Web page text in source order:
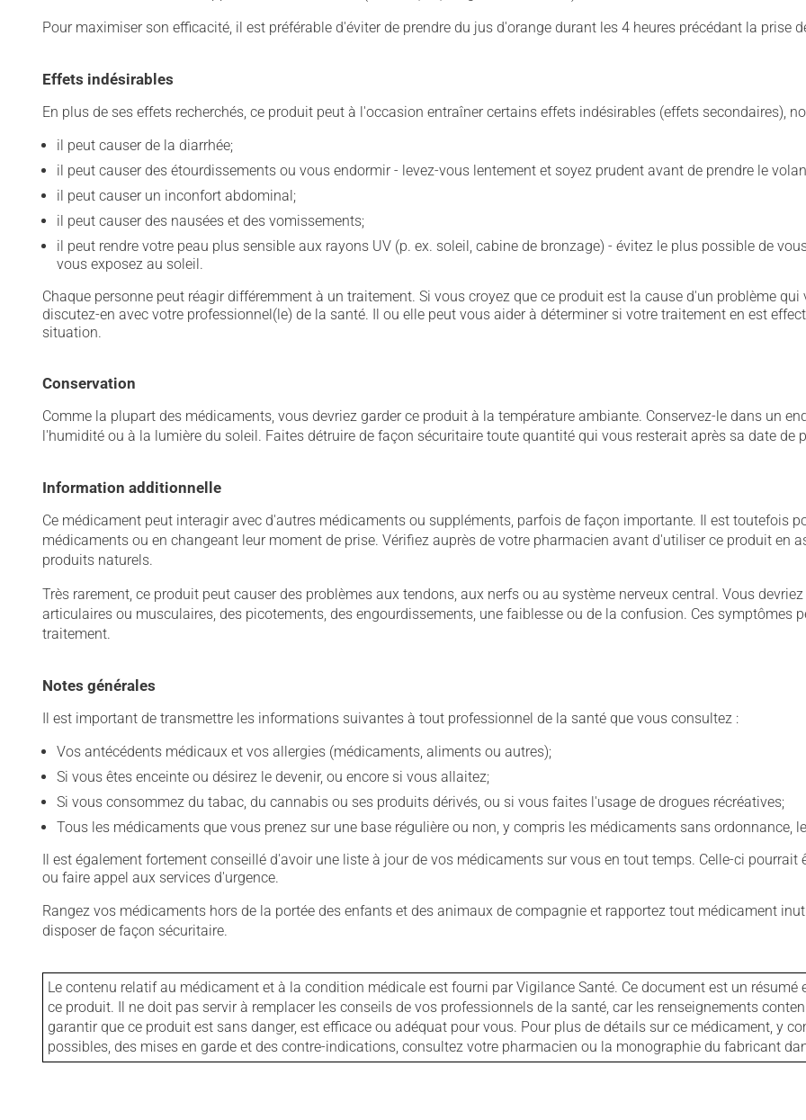
Pour maximiser son efficacité, il est préférable d'éviter de prendre du jus d'orange durant les 4 heures précédant la prise
Effets indésirables
En plus de ses effets recherchés, ce produit peut à l'occasion entraîner certains effets indésirables (effets secondaires),
il peut causer de la diarrhée;
il peut causer des étourdissements ou vous endormir - levez-vous lentement et soyez prudent avant de prendre le
il peut causer un inconfort abdominal;
il peut causer des nausées et des vomissements;
il peut rendre votre peau plus sensible aux rayons UV (p. ex. soleil, cabine de bronzage) - évitez le plus possible de
vous exposez au soleil.
Chaque personne peut réagir différemment à un traitement. Si vous croyez que ce produit est la cause d'un problème
discutez-en avec votre professionnel(le) de la santé. Il ou elle peut vous aider à déterminer si votre traitement en est
situation.
Conservation
Comme la plupart des médicaments, vous devriez garder ce produit à la température ambiante. Conservez-le dans un
l'humidité ou à la lumière du soleil. Faites détruire de façon sécuritaire toute quantité qui vous resterait après sa date de
Information additionnelle
Ce médicament peut interagir avec d'autres médicaments ou suppléments, parfois de façon importante. Il est toutefois
médicaments ou en changeant leur moment de prise. Vérifiez auprès de votre pharmacien avant d'utiliser ce produit en
produits naturels.
Très rarement, ce produit peut causer des problèmes aux tendons, aux nerfs ou au système nerveux central. Vous
articulaires ou musculaires, des picotements, des engourdissements, une faiblesse ou de la confusion. Ces symptômes
traitement.
Notes générales
Il est important de transmettre les informations suivantes à tout professionnel de la santé que vous consultez :
Vos antécédents médicaux et vos allergies (médicaments, aliments ou autres);
Si vous êtes enceinte ou désirez le devenir, ou encore si vous allaitez;
Si vous consommez du tabac, du cannabis ou ses produits dérivés, ou si vous faites l'usage de drogues récréatives;
Tous les médicaments que vous prenez sur une base régulière ou non, y compris les médicaments sans ordonnance,
Il est également fortement conseillé d'avoir une liste à jour de vos médicaments sur vous en tout temps. Celle-ci
ou faire appel aux services d'urgence.
Rangez vos médicaments hors de la portée des enfants et des animaux de compagnie et rapportez tout médicament
disposer de façon sécuritaire.
Le contenu relatif au médicament et à la condition médicale est fourni par Vigilance Santé. Ce document est un
ce produit. Il ne doit pas servir à remplacer les conseils de vos professionnels de la santé, car les renseignements
garantir que ce produit est sans danger, est efficace ou adéquat pour vous. Pour plus de détails sur ce médicament, y
possibles, des mises en garde et des contre-indications, consultez votre pharmacien ou la monographie du fabricant